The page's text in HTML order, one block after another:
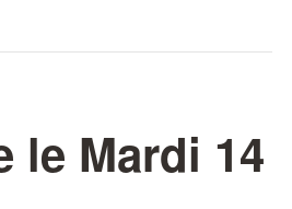
le Mardi 14